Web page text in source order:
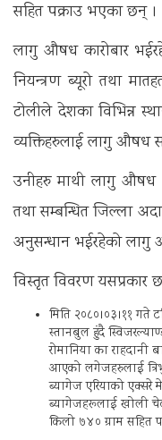
सहित पक्राउ भएका छन् ।
लागु औषध काराेबार
नियन्त्रण ब्यूरो तथा
टोलीले देशका विभिन्न
व्यक्तिहरुलाई लागु औषध
उनीहरु माथी लागु औषध
तथा सम्बन्धित जिल्ला
अनुसन्धान भईरहेको लागु
विस्तृत विवरण यसप्रकार
मिति २०८०।०३।११ गते
स्तानबुल हुंदै
रोमानिया का
आएको लगेजहरुलाई
ब्यागेज एरियाको एक्सरे
ब्यागेजहरूलाई खोली
किलो ७४० ग्राम सहित